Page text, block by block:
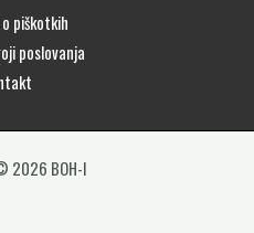
piškotkih
poslovanja
2026 BOH-I